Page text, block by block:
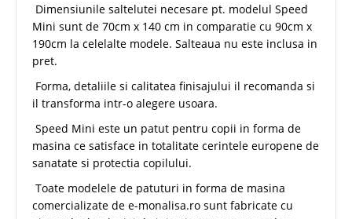
Dimensiunile saltelutei necesare pt. modelul Speed
Mini sunt de 70cm x 140 cm in comparatie cu 90cm x
190cm la celelalte modele. Salteaua nu este inclusa in
pret.
Forma, detaliile si calitatea finisajului il recomanda si
il transforma intr-o alegere usoara.
Speed Mini este un patut pentru copii in forma de
masina ce satisface in totalitate cerintele europene de
sanatate si protectia copilului.
Toate modelele de patuturi in forma de masina
comercializate de e-monalisa.ro sunt fabricate cu